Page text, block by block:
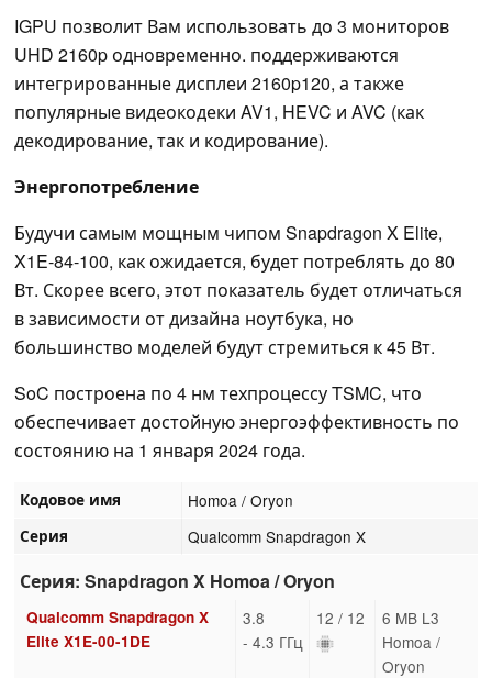
IGPU позволит Вам использовать до 3 мониторов
UHD 2160p одновременно. поддерживаются
интегрированные дисплеи 2160p120, а также
популярные видеокодеки AV1, HEVC и AVC (как
декодирование, так и кодирование).
Энергопотребление
Будучи самым мощным чипом Snapdragon X Elite,
X1E-84-100, как ожидается, будет потреблять до 80
Вт. Скорее всего, этот показатель будет отличаться
в зависимости от дизайна ноутбука, но
большинство моделей будут стремиться к 45 Вт.
SoC построена по 4 нм техпроцессу TSMC, что
обеспечивает достойную энергоэффективность по
состоянию на 1 января 2024 года.
Кодовое имя Homoa / Oryon
Серия Qualcomm Snapdragon X
Серия: Snapdragon X Homoa / Oryon
Qualcomm Snapdragon X
Elite X1E-00-1DE
3.8
- 4.3 ГГц
12 / 12
6 MB L3
Homoa /
Oryon